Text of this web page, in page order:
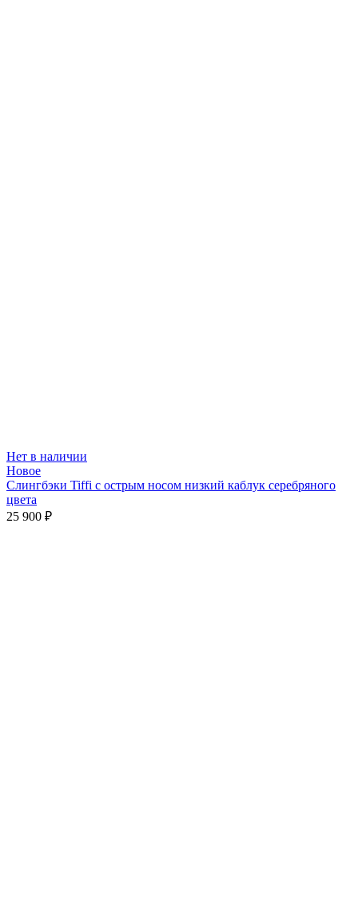
Нет в наличии
Новое
Слингбэки Tiffi с острым носом низкий каблук серебряного
цвета
25 900 ₽